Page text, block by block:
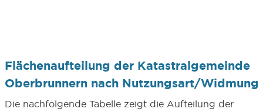
Flächenaufteilung der Katastralgemeinde
Oberbrunnern nach Nutzungsart/Widmung
Die nachfolgende Tabelle zeigt die Aufteilung der